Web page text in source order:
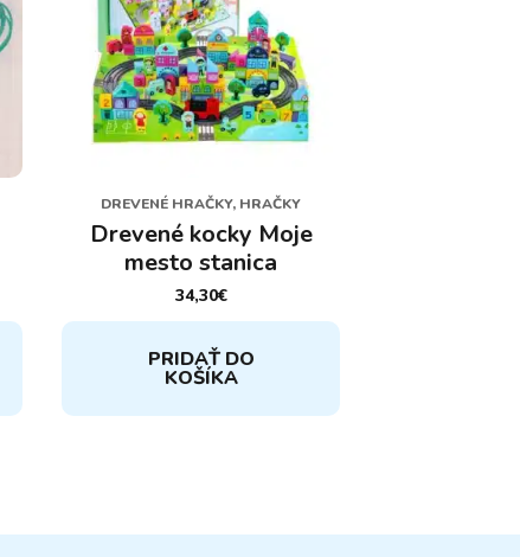
DREVENÉ HRAČKY, HRAČKY
Drevené kocky Moje
mesto stanica
34,30€
PRIDAŤ DO
KOŠÍKA